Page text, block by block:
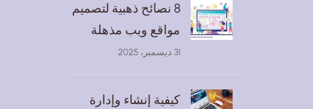
8 نصائح ذهبية لتصميم
مواقع ويب مذهلة
كيفية إنشاء وإدارة